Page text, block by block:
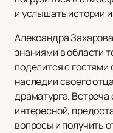
и услышать истории
Александра
знаниями в области
поделится с
наследии своего
драматурга.
интересной,
вопросы и получить